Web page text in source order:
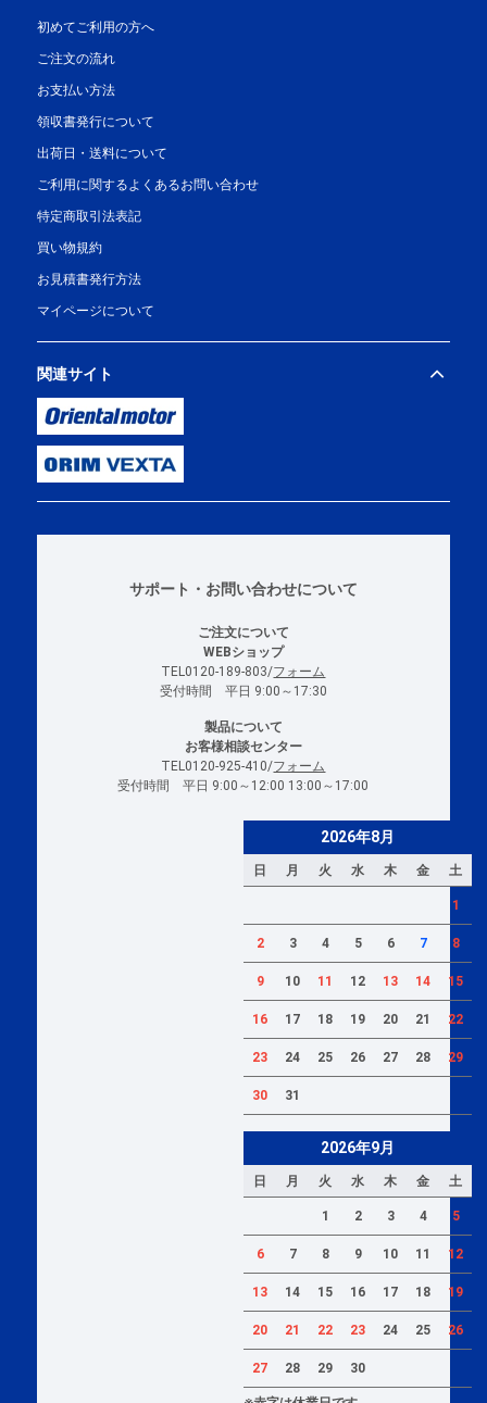
初めてご利用の方へ
ご注文の流れ
お支払い方法
領収書発行について
出荷日・送料について
ご利用に関するよくあるお問い合わせ
特定商取引法表記
買い物規約
お見積書発行方法
マイページについて
関連サイト
サポート・お問い合わせについて
ご注文について
WEBショップ
TEL0120-189-803/フォーム
受付時間 平日 9:00～17:30
製品について
お客様相談センター
TEL0120-925-410/フォーム
受付時間 平日 9:00～12:00 13:00～17:00
2026年8月
日 月 火 水 木 金 土
1
2 3 4 5 6 7 8
9 10 11 12 13 14 15
16 17 18 19 20 21 22
23 24 25 26 27 28 29
30 31
2026年9月
日 月 火 水 木 金 土
1 2 3 4 5
6 7 8 9 10 11 12
13 14 15 16 17 18 19
20 21 22 23 24 25 26
27 28 29 30